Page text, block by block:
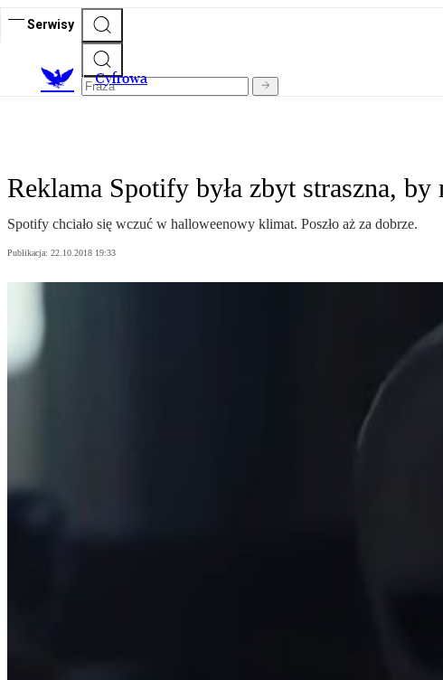
Serwisy
Cyfrowa
Reklama Spotify była zbyt straszna,
Spotify chciało się wczuć w halloweenowy klimat. Poszło aż za dobrze.
Publikacja: 22.10.2018 19:33